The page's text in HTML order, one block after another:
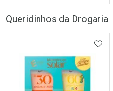
Queridinhos da Drogaria